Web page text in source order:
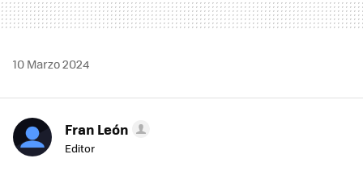
10 Marzo 2024
Fran León
Editor